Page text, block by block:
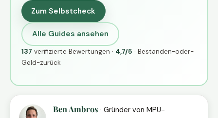
Zum Selbstcheck
Alle Guides ansehen
137 verifizierte Bewertungen · 4,7/5 · Bestanden-oder-
Geld-zurück
Ben Ambros · Gründer von MPU-